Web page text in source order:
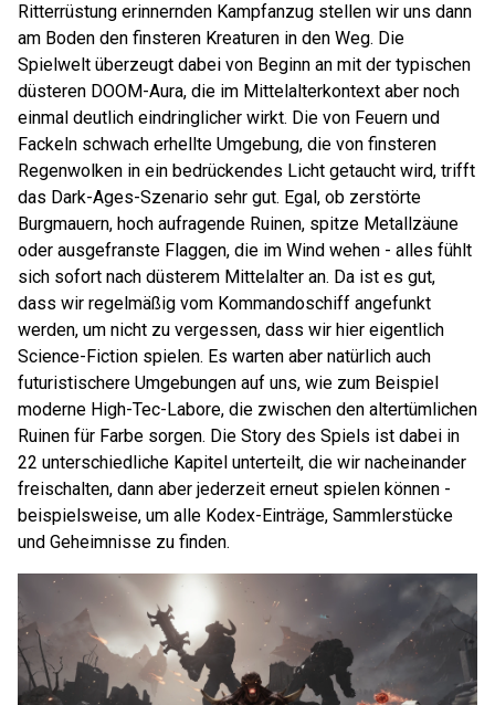
Ritterrüstung erinnernden Kampfanzug stellen wir uns dann
am Boden den finsteren Kreaturen in den Weg. Die
Spielwelt überzeugt dabei von Beginn an mit der typischen
düsteren DOOM-Aura, die im Mittelalterkontext aber noch
einmal deutlich eindringlicher wirkt. Die von Feuern und
Fackeln schwach erhellte Umgebung, die von finsteren
Regenwolken in ein bedrückendes Licht getaucht wird, trifft
das Dark-Ages-Szenario sehr gut. Egal, ob zerstörte
Burgmauern, hoch aufragende Ruinen, spitze Metallzäune
oder ausgefranste Flaggen, die im Wind wehen - alles fühlt
sich sofort nach düsterem Mittelalter an. Da ist es gut,
dass wir regelmäßig vom Kommandoschiff angefunkt
werden, um nicht zu vergessen, dass wir hier eigentlich
Science-Fiction spielen. Es warten aber natürlich auch
futuristischere Umgebungen auf uns, wie zum Beispiel
moderne High-Tec-Labore, die zwischen den altertümlichen
Ruinen für Farbe sorgen. Die Story des Spiels ist dabei in
22 unterschiedliche Kapitel unterteilt, die wir nacheinander
freischalten, dann aber jederzeit erneut spielen können -
beispielsweise, um alle Kodex-Einträge, Sammlerstücke
und Geheimnisse zu finden.